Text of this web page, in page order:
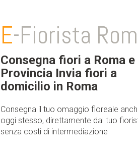
E-Fiorista
Consegna fiori a Roma e
Provincia Invia fiori a
domicilio in Roma
Consegna il tuo omaggio floreale
oggi stesso, direttamente dal tuo
senza costi di intermediazione